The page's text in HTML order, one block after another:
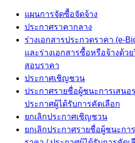
แผนการจัดซื้อจัดจ้าง
ประกาศราคากลาง
ร่างเอกสารประกวดราคา (e-
และร่างเอกสารซื้อหรือจ้างด้วย
สอบราคา
ประกาศเชิญชวน
ประกาศรายชื่อผู้ชนะการเสนอ
ประกาศผู้ได้รับการคัดเลือก
ยกเลิกประกาศเชิญชวน
ยกเลิกประกาศรายชื่อผู้ชนะกา